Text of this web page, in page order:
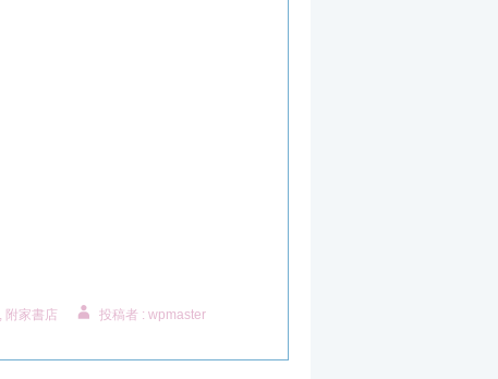
附家書店 投稿者 : wpmaster